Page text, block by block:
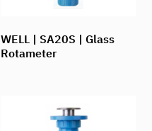
WELL | SA20S | Glass
Rotameter